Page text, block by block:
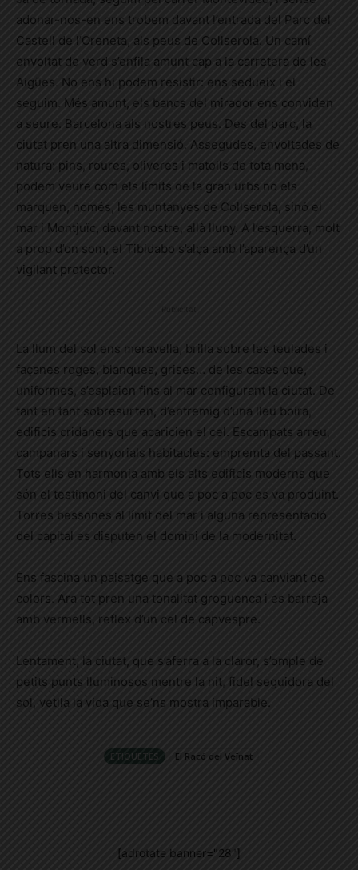
adonar-nos-en ens trobem davant l’entrada del Parc del
Castell de l’Oreneta, als peus de Collserola. Un camí
envoltat de verd s’enfila amunt cap a la carretera de les
Aigües. No ens hi podem resistir: ens sedueix i el
seguim. Més amunt, els bancs del mirador ens conviden
a seure. Barcelona als nostres peus. Des del parc, la
ciutat pren una altra dimensió. Assegudes, envoltades de
natura: pins, roures, oliveres i matolls de tota mena,
podem veure com els límits de la gran urbs no els
marquen, només, les muntanyes de Collserola, sinó el
mar i Montjuïc, davant nostre, allà lluny. A l’esquerra, molt
a prop d’on som, el Tibidabo s’alça amb l’aparença d’un
vigilant protector.
La llum del sol ens meravella, brilla sobre les teulades i
façanes roges, blanques, grises… de les cases que,
uniformes, s’esplaien fins al mar configurant la ciutat. De
tant en tant sobresurten, d’entremig d’una lleu boira,
edificis cridaners que acaricien el cel. Escampats arreu,
campanars i senyorials habitacles: empremta del passant.
Tots ells en harmonia amb els alts edificis moderns que
són el testimoni del canvi que a poc a poc es va produint.
Torres bessones al límit del mar i alguna representació
del capital es disputen el domini de la modernitat.
Ens fascina un paisatge que a poc a poc va canviant de
colors. Ara tot pren una tonalitat groguenca i es barreja
amb vermells, reflex d’un cel de capvespre.
Lentament, la ciutat, que s’aferra a la claror, s’omple de
petits punts lluminosos mentre la nit, fidel seguidora del
sol, vetlla la vida que se’ns mostra imparable.
ETIQUETES El Racó del Veïnat
[adrotate banner="28"]